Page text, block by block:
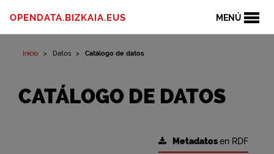
MENÚ
OPENDATA.BIZKAIA.EUS
Inicio Datos Catálogo de datos
CATÁLOGO DE DATOS
Metadatosen RDF